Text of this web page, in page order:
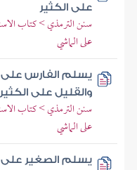
على الكثير
سنن الترمذي > كتاب
على الماشي
يسلم الفارس على
والقليل على الكثير
سنن الترمذي > كتاب
على الماشي
يسلم الصغير على